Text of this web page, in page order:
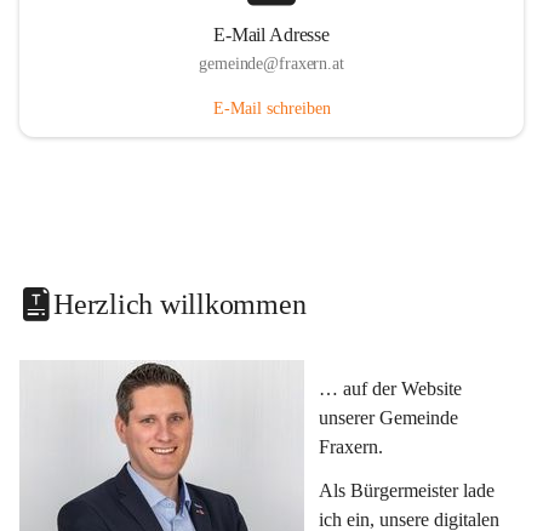
E-Mail Adresse
gemeinde@fraxern.at
E-Mail schreiben
Herzlich willkommen
… auf der Website
unserer Gemeinde
Fraxern.
Als Bürgermeister lade
ich ein, unsere digitalen